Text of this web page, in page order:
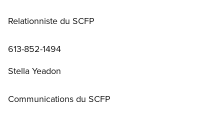
Relationniste du SCFP
613-852-1494
Stella Yeadon
Communications du SCFP